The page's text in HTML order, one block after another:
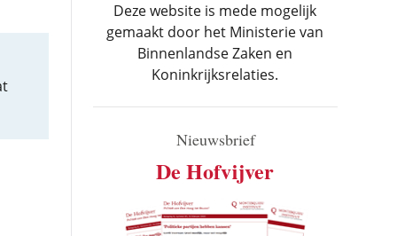
Deze website is mede mogelijk
gemaakt door het Ministerie van
Binnenlandse Zaken en
Koninkrijksrelaties.
Nieuwsbrief
De Hofvijver